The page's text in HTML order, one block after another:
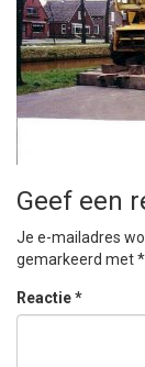
Geef een
Je e-mailadres
gemarkeerd met*
Reactie*